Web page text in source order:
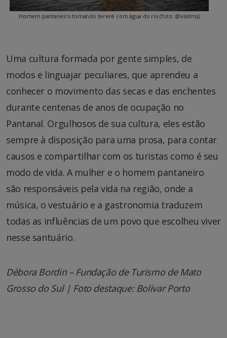
Homem pantaneiro tomando tereré com água do rio (foto: @visitms)
Uma cultura formada por gente simples, de
modos e linguajar peculiares, que aprendeu a
conhecer o movimento das secas e das enchentes
durante centenas de anos de ocupação no
Pantanal. Orgulhosos de sua cultura, eles estão
sempre à disposição para uma prosa, para contar
causos e compartilhar com os turistas como é seu
modo de vida. A mulher e o homem pantaneiro
são responsáveis pela vida na região, onde a
música, o vestuário e a gastronomia traduzem
todas as influências de um povo que escolheu viver
nesse santuário.
Débora Bordin – Fundação de Turismo de Mato
Grosso do Sul | Foto destaque: Bolivar Porto